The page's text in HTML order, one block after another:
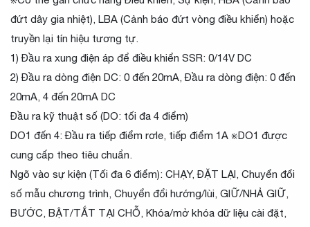
đứt dây gia nhiệt), LBA (Cảnh báo đứt vòng điều khiển) hoặc
truyền lại tín hiệu tương tự.
1) Đầu ra xung điện áp để điều khiển SSR: 0/14V DC
2) Đầu ra dòng điện DC: 0 đến 20mA, Đầu ra dòng điện: 0 đến
20mA, 4 đến 20mA DC
Đầu ra kỹ thuật số (DO: tối đa 4 điểm)
DO1 đến 4: Đầu ra tiếp điểm rơle, tiếp điểm 1A ※DO1 được
cung cấp theo tiêu chuẩn.
Ngõ vào sự kiện (Tối đa 6 điểm): CHẠY, ĐẶT LẠI, Chuyển đổi
số mẫu chương trình, Chuyển đổi hướng/lùi, GIỮ/NHẢ GIỮ,
BƯỚC, BẬT/TẮT TẠI CHỖ, Khóa/mở khóa dữ liệu cài đặt,